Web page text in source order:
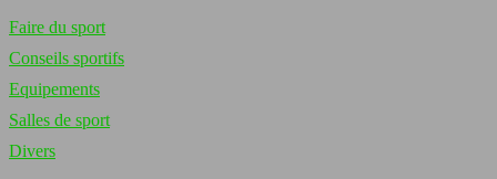
Faire du sport
Conseils sportifs
Equipements
Salles de sport
Divers